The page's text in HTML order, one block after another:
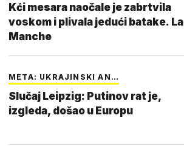
Kći mesara naočale je zabrtvila
voskom i plivala jedući batake. La
Manche
META: UKRAJINSKI AN…
Slučaj Leipzig: Putinov rat je,
izgleda, došao u Europu